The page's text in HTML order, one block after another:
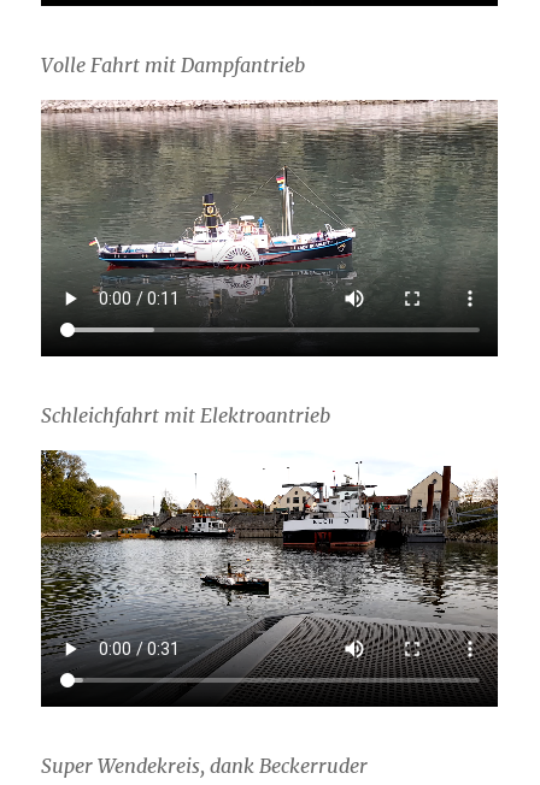
Volle Fahrt mit Dampfantrieb
Schleichfahrt mit Elektroantrieb
Super Wendekreis, dank Beckerruder